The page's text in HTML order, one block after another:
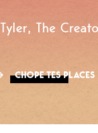
Tyler, The
CHOPE TES PLACES